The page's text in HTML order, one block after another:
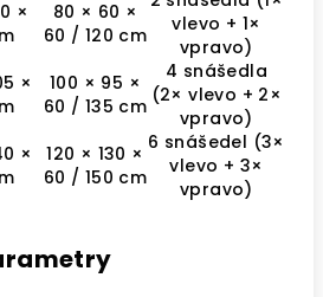
×
80 × 60 ×
60 / 120 cm
vlevo + 1×
vpravo)
×
100 × 95 ×
60 / 135 cm
4 snášedla
(2× vlevo + 2×
vpravo)
×
120 × 130 ×
60 / 150 cm
6 snášedel (3×
vlevo + 3×
vpravo)